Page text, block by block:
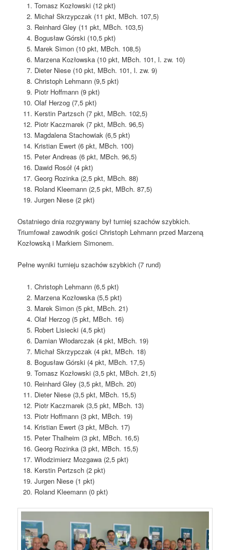
Tomasz Kozłowski (12 pkt)
Michał Skrzypczak (11 pkt, MBch. 107,5)
Reinhard Gley (11 pkt, MBch. 103,5)
Bogusław Górski (10,5 pkt)
Marek Simon (10 pkt, MBch. 108,5)
Marzena Kozłowska (10 pkt, MBch. 101, l. zw. 10)
Dieter Niese (10 pkt, MBch. 101, l. zw. 9)
Christoph Lehmann (9,5 pkt)
Piotr Hoffmann (9 pkt)
Olaf Herzog (7,5 pkt)
Kerstin Partzsch (7 pkt, MBch. 102,5)
Piotr Kaczmarek (7 pkt, MBch. 96,5)
Magdalena Stachowiak (6,5 pkt)
Kristian Ewert (6 pkt, MBch. 100)
Peter Andreas (6 pkt, MBch. 96,5)
Dawid Rosół (4 pkt)
Georg Rozinka (2,5 pkt, MBch. 88)
Roland Kleemann (2,5 pkt, MBch. 87,5)
Jurgen Niese (2 pkt)
Ostatniego dnia rozgrywany był turniej szachów szybkich.
Triumfował zawodnik gości Christoph Lehmann przed Marzeną
Kozłowską i Markiem Simonem.
Pełne wyniki turnieju szachów szybkich (7 rund)
Christoph Lehmann (6,5 pkt)
Marzena Kozłowska (5,5 pkt)
Marek Simon (5 pkt, MBch. 21)
Olaf Herzog (5 pkt, MBch. 16)
Robert Lisiecki (4,5 pkt)
Damian Włodarczak (4 pkt, MBch. 19)
Michał Skrzypczak (4 pkt, MBch. 18)
Bogusław Górski (4 pkt, MBch. 17,5)
Tomasz Kozłowski (3,5 pkt, MBch. 21,5)
Reinhard Gley (3,5 pkt, MBch. 20)
Dieter Niese (3,5 pkt, MBch. 15,5)
Piotr Kaczmarek (3,5 pkt, MBch. 13)
Piotr Hoffmann (3 pkt, MBch. 19)
Kristian Ewert (3 pkt, MBch. 17)
Peter Thalheim (3 pkt, MBch. 16,5)
Georg Rozinka (3 pkt, MBch. 15,5)
Włodzimierz Mozgawa (2,5 pkt)
Kerstin Pertzsch (2 pkt)
Jurgen Niese (1 pkt)
Roland Kleemann (0 pkt)